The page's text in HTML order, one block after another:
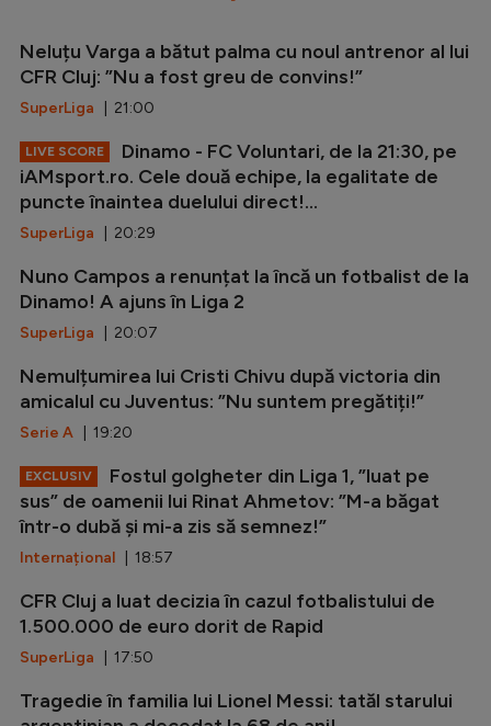
Neluțu Varga a bătut palma cu noul antrenor al lui
CFR Cluj: ”Nu a fost greu de convins!”
SuperLiga | 21:00
LIVE SCORE
Dinamo - FC Voluntari, de la 21:30, pe
iAMsport.ro. Cele două echipe, la egalitate de
puncte înaintea duelului direct!...
SuperLiga | 20:29
Nuno Campos a renunțat la încă un fotbalist de la
Dinamo! A ajuns în Liga 2
SuperLiga | 20:07
Nemulțumirea lui Cristi Chivu după victoria din
amicalul cu Juventus: ”Nu suntem pregătiți!”
Serie A | 19:20
EXCLUSIV
Fostul golgheter din Liga 1, ”luat pe
sus” de oamenii lui Rinat Ahmetov: ”M-a băgat
într-o dubă și mi-a zis să semnez!”
Internațional | 18:57
CFR Cluj a luat decizia în cazul fotbalistului de
1.500.000 de euro dorit de Rapid
SuperLiga | 17:50
Tragedie în familia lui Lionel Messi: tatăl starului